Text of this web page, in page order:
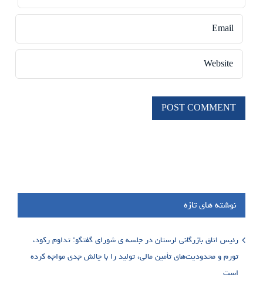
نوشته های تازه
رئیس اتاق بازرگانی لرستان در جلسه ی شورای گفتگو: تداوم رکود،
تورم و محدودیت‌های تأمین مالی، تولید را با چالش جدی مواجه کرده
است